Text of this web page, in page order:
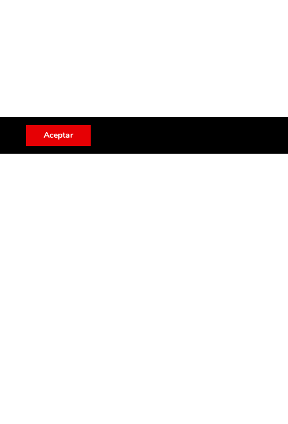
Aceptar